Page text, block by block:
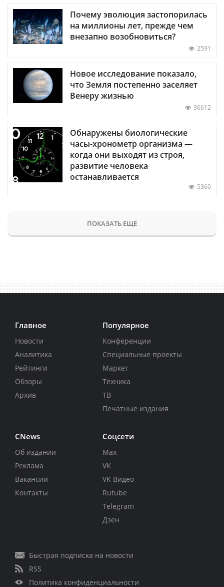
Почему эволюция застопорилась
на миллионы лет, прежде чем
внезапно возобновиться?
2591
Новое исследование показало,
что Земля постепенно заселяет
Венеру жизнью
36612
Обнаружены биологические
часы-хронометр организма —
когда они выходят из строя,
развитие человека
останавливается
5360
ПОКАЗАТЬ ЕЩЕ
Главное
Новости
Аналитика
Рейтинги
Обзоры
Архив
Популярное
Конференции
Специальные проекты
Маркет
Техника
ТВ
Печатные издания
CNews
Об издании
Реклама
Вакансии
Контакты
Соцсети
Max
VK
VK Видео
Rutube
Telegram
Дзен
Быстрая подписка на новости
RSS
Политика конфиденциальности